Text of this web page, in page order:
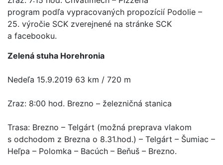
program podľa vypracovaných propozícií Podolie –
25. výročie SCK zverejnené na stránke SCK
a facebooku.
Zelená stuha Horehronia
Nedeľa 15.9.2019 63 km / 720 m
Zraz: 8:00 hod. Brezno – železničná stanica
Trasa: Brezno – Telgárt (možná preprava vlakom
s odchodom z Brezna o 8.31.hod.) – Telgárt – Šumiac –
Heľpa – Polomka – Bacúch – Beňuš – Brezno.